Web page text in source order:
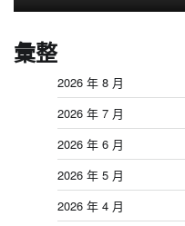
彙整
2026 年 8 月
2026 年 7 月
2026 年 6 月
2026 年 5 月
2026 年 4 月